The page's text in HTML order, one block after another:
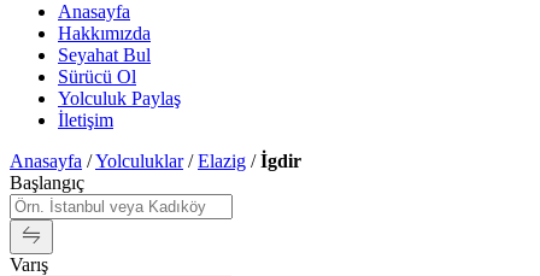
Anasayfa
Hakkımızda
Seyahat Bul
Sürücü Ol
Yolculuk Paylaş
İletişim
Anasayfa /Yolculuklar/Elazig /İgdir
Başlangıç
Varış